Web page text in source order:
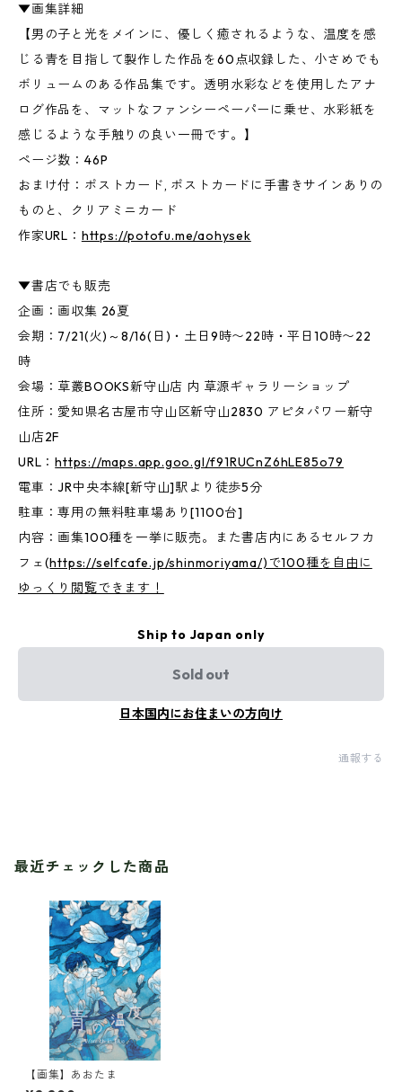
▼画集詳細
【男の子と光をメインに、優しく癒されるような、温度を感
じる青を目指して製作した作品を60点収録した、小さめでも
ボリュームのある作品集です。透明水彩などを使用したアナ
ログ作品を、マットなファンシーペーパーに乗せ、水彩紙を
感じるような手触りの良い一冊です。】
ページ数：46P
おまけ付：ポストカード, ポストカードに手書きサインありの
ものと、クリアミニカード
作家URL： https://potofu.me/aohysek
▼書店でも販売
企画：画収集 26夏
会期：7/21(火)～8/16(日)・土日9時〜22時・平日10時〜22
時
会場：草叢BOOKS新守山店 内 草源ギャラリーショップ
住所：愛知県名古屋市守山区新守山2830 アピタパワー新守
山店2F
URL：https://maps.app.goo.gl/f91RUCnZ6hLE85o79
電車：JR中央本線[新守山]駅より徒歩5分
駐車：専用の無料駐車場あり[1100台]
内容：画集100種を一挙に販売。また書店内にあるセルフカ
フェ(https://selfcafe.jp/shinmoriyama/)で100種を自由に
ゆっくり閲覧できます！
Ship to Japan only
Sold out
日本国内にお住まいの方向け
通報する
最近チェックした商品
【画集】あおたま